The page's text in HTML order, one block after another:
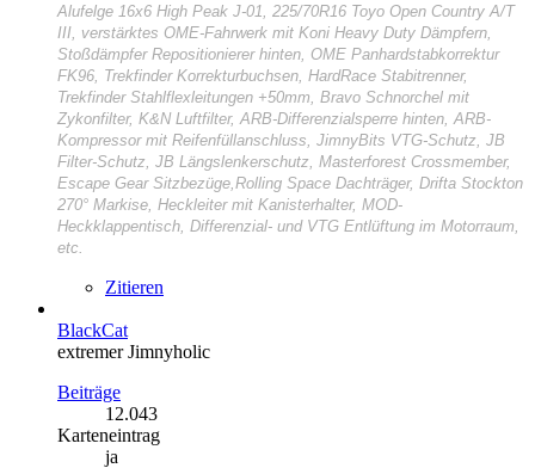
Alufelge 16x6 High Peak J-01, 225/70R16 Toyo Open Country A/T
III, verstärktes OME-Fahrwerk mit Koni Heavy Duty Dämpfern,
Stoßdämpfer Repositionierer hinten, OME Panhardstabkorrektur
FK96, Trekfinder Korrekturbuchsen, HardRace Stabitrenner,
Trekfinder Stahlflexleitungen +50mm, Bravo Schnorchel mit
Zykonfilter, K&N Luftfilter, ARB-Differenzialsperre hinten, ARB-
Kompressor mit Reifenfüllanschluss, JimnyBits VTG-Schutz, JB
Filter-Schutz, JB Längslenkerschutz, Masterforest Crossmember,
Escape Gear Sitzbezüge,Rolling Space Dachträger, Drifta Stockton
270° Markise, Heckleiter mit Kanisterhalter, MOD-
Heckklappentisch, Differenzial- und VTG Entlüftung im Motorraum,
etc.
Zitieren
BlackCat
extremer Jimnyholic
Beiträge
12.043
Karteneintrag
ja